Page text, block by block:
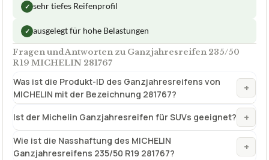
✓ sehr tiefes Reifenprofil
✓ ausgelegt für hohe Belastungen
Fragen und Antworten zu Ganzjahresreifen 235/50
R19 MICHELIN 281767
Was ist die Produkt-ID des Ganzjahresreifens von
MICHELIN mit der Bezeichnung 281767?
+
Ist der Michelin Ganzjahresreifen für SUVs geeignet? +
Wie ist die Nasshaftung des MICHELIN
Ganzjahresreifens 235/50 R19 281767?
+